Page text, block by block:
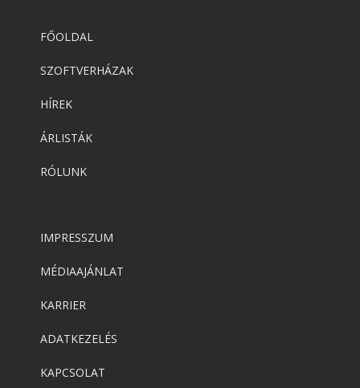
FŐOLDAL
SZOFTVERHÁZAK
HÍREK
ÁRLISTÁK
RÓLUNK
IMPRESSZUM
MÉDIAAJÁNLAT
KARRIER
ADATKEZELÉS
KAPCSOLAT